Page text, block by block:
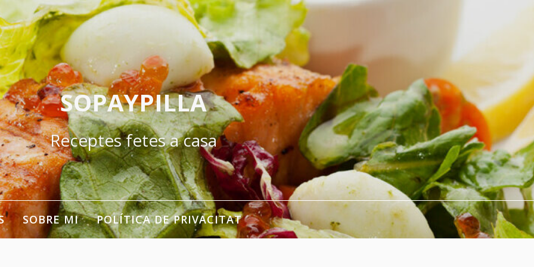
SOPAYPILLA
Receptes fetes a casa
SOBRE MI POLÍTICA DE PRIVACITAT